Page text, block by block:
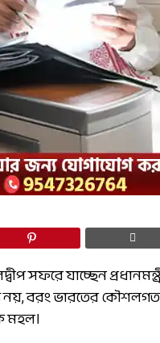
সফরে যাচ্ছেন
বরং ভারতের কৌশলগত
মহল।